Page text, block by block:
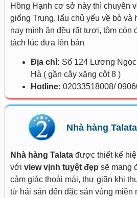
Hồng Hạnh cơ sở này thì chuyên
giống Trung, lẩu chủ yếu về bò và
nay mình ăn đều rất tươi, tôm còn
tách lúc đưa lên bàn
Địa chỉ: Số 124 Lương
Hà ( gần cây xăng cột 8 )
Hotline: 02033518008/
Nhà hàng
Nhà hàng Talata được thiết kế
với view vịnh tuyệt đẹp sẽ mang
cảm giác thoải mái, thư giãn khi
từ hải sản đến đặc sản vùng miền